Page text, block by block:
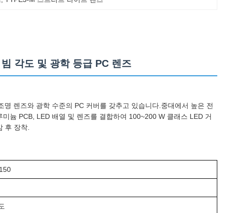
각도 및 광학 등급 PC 렌즈
렌즈와 광학 수준의 PC 커버를 갖추고 있습니다.중대에서 높은 전
늄 PCB, LED 배열 및 렌즈를 결합하여 100~200 W 클래스 LED 거
후 장착.